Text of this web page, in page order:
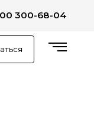
300-68-04